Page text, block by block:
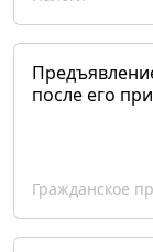
после его
Гражданское